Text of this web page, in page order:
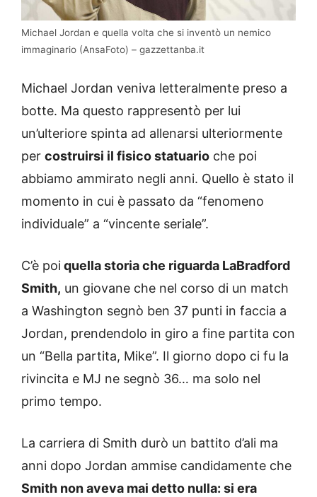
Michael Jordan e quella volta che si inventò un nemico
immaginario (AnsaFoto) – gazzettanba.it
Michael Jordan veniva letteralmente preso a
botte. Ma questo rappresentò per lui
un’ulteriore spinta ad allenarsi ulteriormente
per costruirsi il fisico statuario che poi
abbiamo ammirato negli anni. Quello è stato il
momento in cui è passato da “fenomeno
individuale” a “vincente seriale”.
C’è poiquella storia che riguarda LaBradford
Smith, un giovane che nel corso di un match
a Washington segnò ben 37 punti in faccia a
Jordan, prendendolo in giro a fine partita con
un “Bella partita, Mike”. Il giorno dopo ci fu la
rivincita e MJ ne segnò 36… ma solo nel
primo tempo.
La carriera di Smith durò un battito d’ali ma
anni dopo Jordan ammise candidamente che
Smith non aveva mai detto nulla: si era